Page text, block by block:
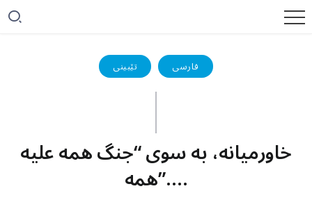
تێبینی فارسی
خاورمیانه، به سوی “جنگ همه علیه
همه”….